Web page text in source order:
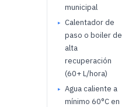
municipal
Calentador de
paso o boiler de
alta
recuperación
(60+ L/hora)
Agua caliente a
mínimo 60°C en